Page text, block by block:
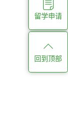
留学申请
回到顶部